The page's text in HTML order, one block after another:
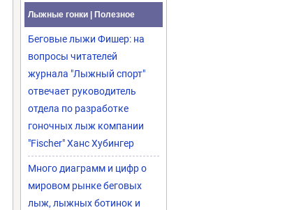
Лыжные гонки | Полезное
Беговые лыжи Фишер: на
вопросы читателей
журнала "Лыжный спорт"
отвечает руководитель
отдела по разработке
гоночных лыж компании
"Fischer" Ханс Хубингер
Много диаграмм и цифр о
мировом рынке беговых
лыж, лыжных ботинок и